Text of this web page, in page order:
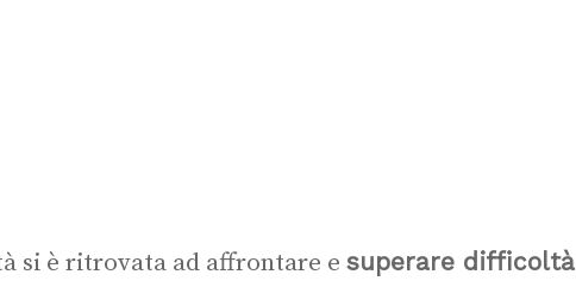
si è ritrovata ad affrontare e superare difficoltà